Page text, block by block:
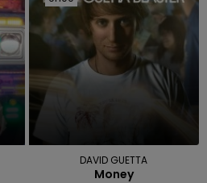
DAVID GUETTA
Money